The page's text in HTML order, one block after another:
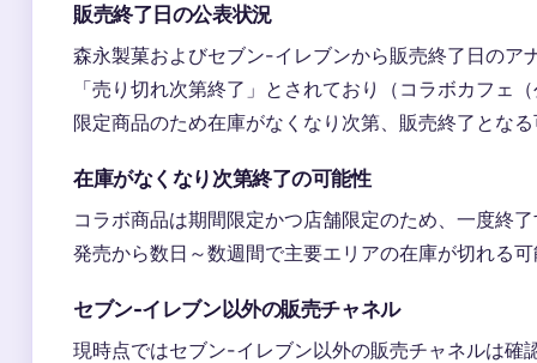
販売終了日の公表状況
森永製菓およびセブン-イレブンから販売終了日のア
「売り切れ次第終了」とされており（コラボカフェ
限定商品のため在庫がなくなり次第、販売終了とな
在庫がなくなり次第終了の可能性
コラボ商品は期間限定かつ店舗限定のため、一度終
発売から数日～数週間で主要エリアの在庫が切れる
セブン-イレブン以外の販売チャネル
現時点ではセブン-イレブン以外の販売チャネルは確